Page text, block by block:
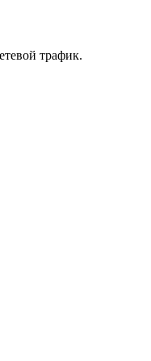
трафик.